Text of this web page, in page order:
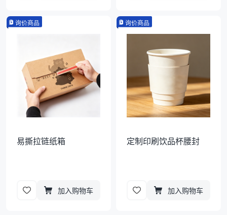
询价商品
易撕拉链纸箱
加入购物车
询价商品
定制印刷饮品杯腰封
加入购物车